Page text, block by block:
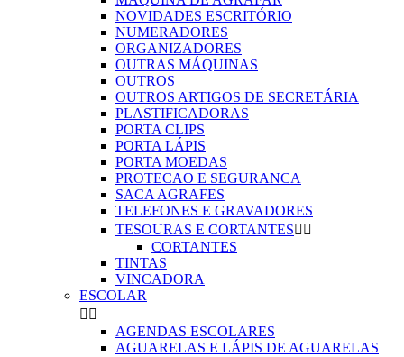
NOVIDADES ESCRITÓRIO
NUMERADORES
ORGANIZADORES
OUTRAS MÁQUINAS
OUTROS
OUTROS ARTIGOS DE SECRETÁRIA
PLASTIFICADORAS
PORTA CLIPS
PORTA LÁPIS
PORTA MOEDAS
PROTECAO E SEGURANCA
SACA AGRAFES
TELEFONES E GRAVADORES
TESOURAS E CORTANTES 
CORTANTES
TINTAS
VINCADORA
ESCOLAR
 
AGENDAS ESCOLARES
AGUARELAS E LÁPIS DE AGUARELAS